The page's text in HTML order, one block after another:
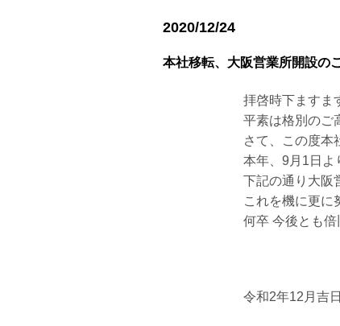
2020/12/24
本社移転、大阪営業所開設の
拝啓時下ますま
平素は格別のご
さて、この度本
本年、9月1日よ
下記の通り大阪
これを機に更に
何卒 今後とも倍
令和2年12月吉日